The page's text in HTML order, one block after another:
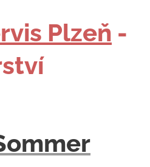
Plzeň -